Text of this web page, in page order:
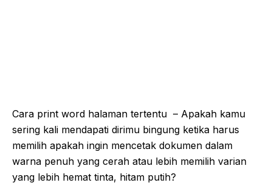
Cara print word halaman tertentu – Apakah kamu
sering kali mendapati dirimu bingung ketika harus
memilih apakah ingin mencetak dokumen dalam
warna penuh yang cerah atau lebih memilih varian
yang lebih hemat tinta, hitam putih?